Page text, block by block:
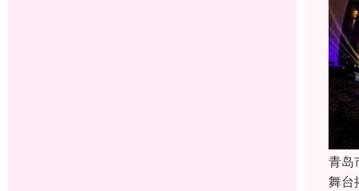
青岛
舞台